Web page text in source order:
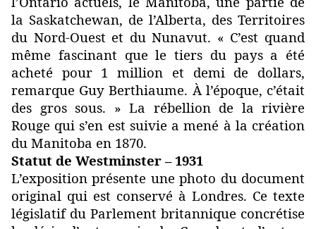
la Saskatchewan, de l’Alberta, des Territoires
du Nord-Ouest et du Nunavut. « C’est quand
même fascinant que le tiers du pays a été
acheté pour 1 million et demi de dollars,
remarque Guy Berthiaume. À l’époque, c’était
des gros sous. » La rébellion de la rivière
Rouge qui s’en est suivie a mené à la création
du Manitoba en 1870.
Statut de Westminster – 1931
L’exposition présente une photo du document
original qui est conservé à Londres. Ce texte
législatif du Parlement britannique concrétise